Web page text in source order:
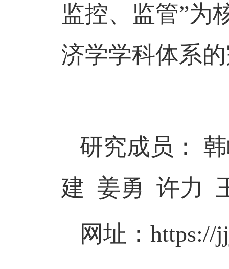
监控、监管”为
济学学科体系
研究成员：
建 姜勇 许力
网址 ： https://